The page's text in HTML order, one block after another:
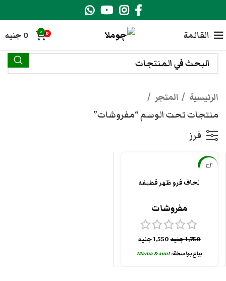
القائمة 0
0
0 جنيه
الرئيسية
المتجر
منتجات تحت الوسم “مفروشات”
فرز
-11%
لحاف فرو ظهر قطيفه
مفروشات
1,750جنيه1,550جنيه
يباع بواسطة:Mama & aunt